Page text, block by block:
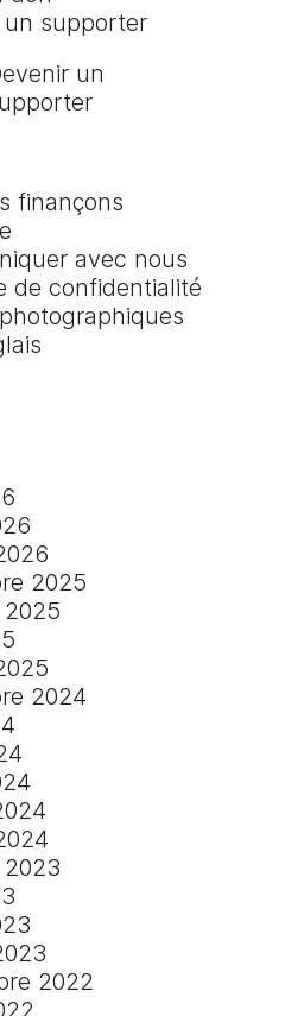
un supporter
un
finançons
avec nous
de confidentialité
2025
2024
2022